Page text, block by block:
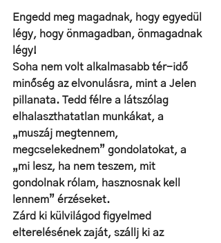
Engedd meg magadnak, hogy egyedül
légy, hogy önmagadban, önmagadnak
légy!
Soha nem volt alkalmasabb tér-idő
minőség az elvonulásra, mint a Jelen
pillanata. Tedd félre a látszólag
elhalaszthatatlan munkákat, a
„muszáj megtennem,
megcselekednem” gondolatokat, a
„mi lesz, ha nem teszem, mit
gondolnak rólam, hasznosnak kell
lennem” érzéseket.
Zárd ki külvilágod figyelmed
elterelésének zaját, szállj ki az